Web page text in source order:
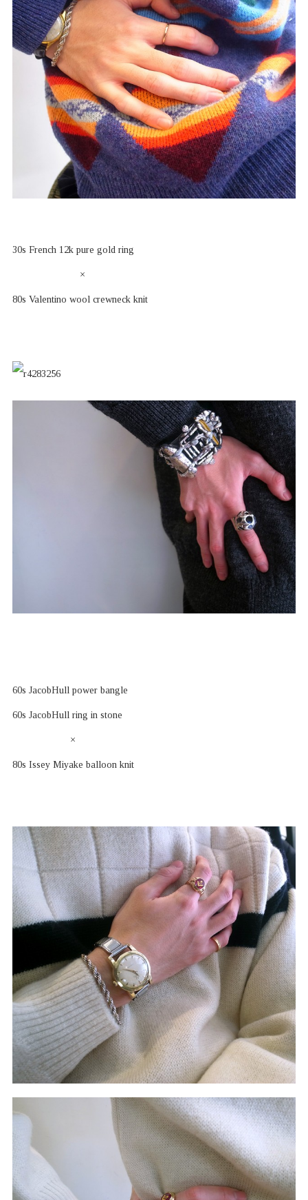
30s French 12k pure gold ring
×
80s Valentino wool crewneck knit
60s JacobHull power bangle
60s JacobHull ring in stone
×
80s Issey Miyake balloon knit